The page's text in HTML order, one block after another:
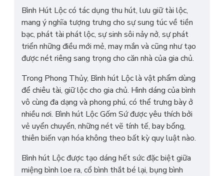
Bình Hút Lộc có tác dụng thu hút, lưu giữ tài lộc,
mang ý nghĩa tượng trưng cho sự sung túc về tiền
bạc, phát tài phát lộc, sự sinh sôi nảy nở, sự phát
triển những điều mới mẻ, may mắn và cũng như tạo
được nét riêng sang trọng cho căn nhà của gia chủ.
Trong Phong Thủy, Bình hút Lộc là vật phẩm dùng
để chiêu tài, giữ lộc cho gia chủ. Hình dáng của bình
vô cùng đa dạng và phong phú, có thể trưng bày ở
nhiều nơi. Bình hút Lộc Gốm Sứ được yêu thích bởi
vẻ uyển chuyển, những nét vẽ tính tế, bay bổng,
thiên biến vạn hóa không theo bất kỳ quy luật nào.
Bình hút Lộc được tạo dáng hết sức đặc biệt giữa
miệng bình loe ra, cổ bình thắt bé lại, bụng bình